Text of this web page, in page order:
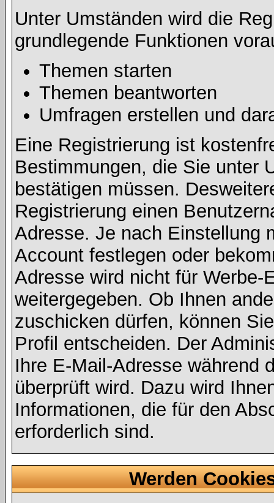
Unter Umständen wird die
grundlegende Funktionen
Themen starten
Themen beantworten
Umfragen erstellen und
Eine Registrierung ist
Bestimmungen, die Sie unter
bestätigen müssen.
Registrierung einen
Adresse. Je nach Einstellung
Account festlegen oder
Adresse wird nicht für
weitergegeben. Ob Ihnen
zuschicken dürfen, können
Profil entscheiden. Der
Ihre E-Mail-Adresse während
überprüft wird. Dazu wird
Informationen, die für den
erforderlich sind.
Werden